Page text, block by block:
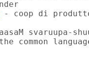
- coop di
svaruupa-
common